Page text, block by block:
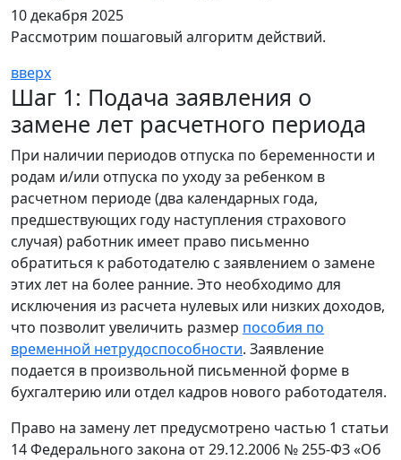
10 декабря 2025
Рассмотрим пошаговый алгоритм действий.
вверх
Шаг 1: Подача заявления о
замене лет расчетного периода
При наличии периодов отпуска по беременности и
родам и/или отпуска по уходу за ребенком в
расчетном периоде (два календарных года,
предшествующих году наступления страхового
случая) работник имеет право письменно
обратиться к работодателю с заявлением о замене
этих лет на более ранние. Это необходимо для
исключения из расчета нулевых или низких доходов,
что позволит увеличить размер пособия по
временной нетрудоспособности. Заявление
подается в произвольной письменной форме в
бухгалтерию или отдел кадров нового работодателя.
Право на замену лет предусмотрено частью 1 статьи
14 Федерального закона от 29.12.2006 № 255-ФЗ «Об